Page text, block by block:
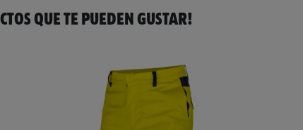
QUE TE PUEDEN GUSTAR!